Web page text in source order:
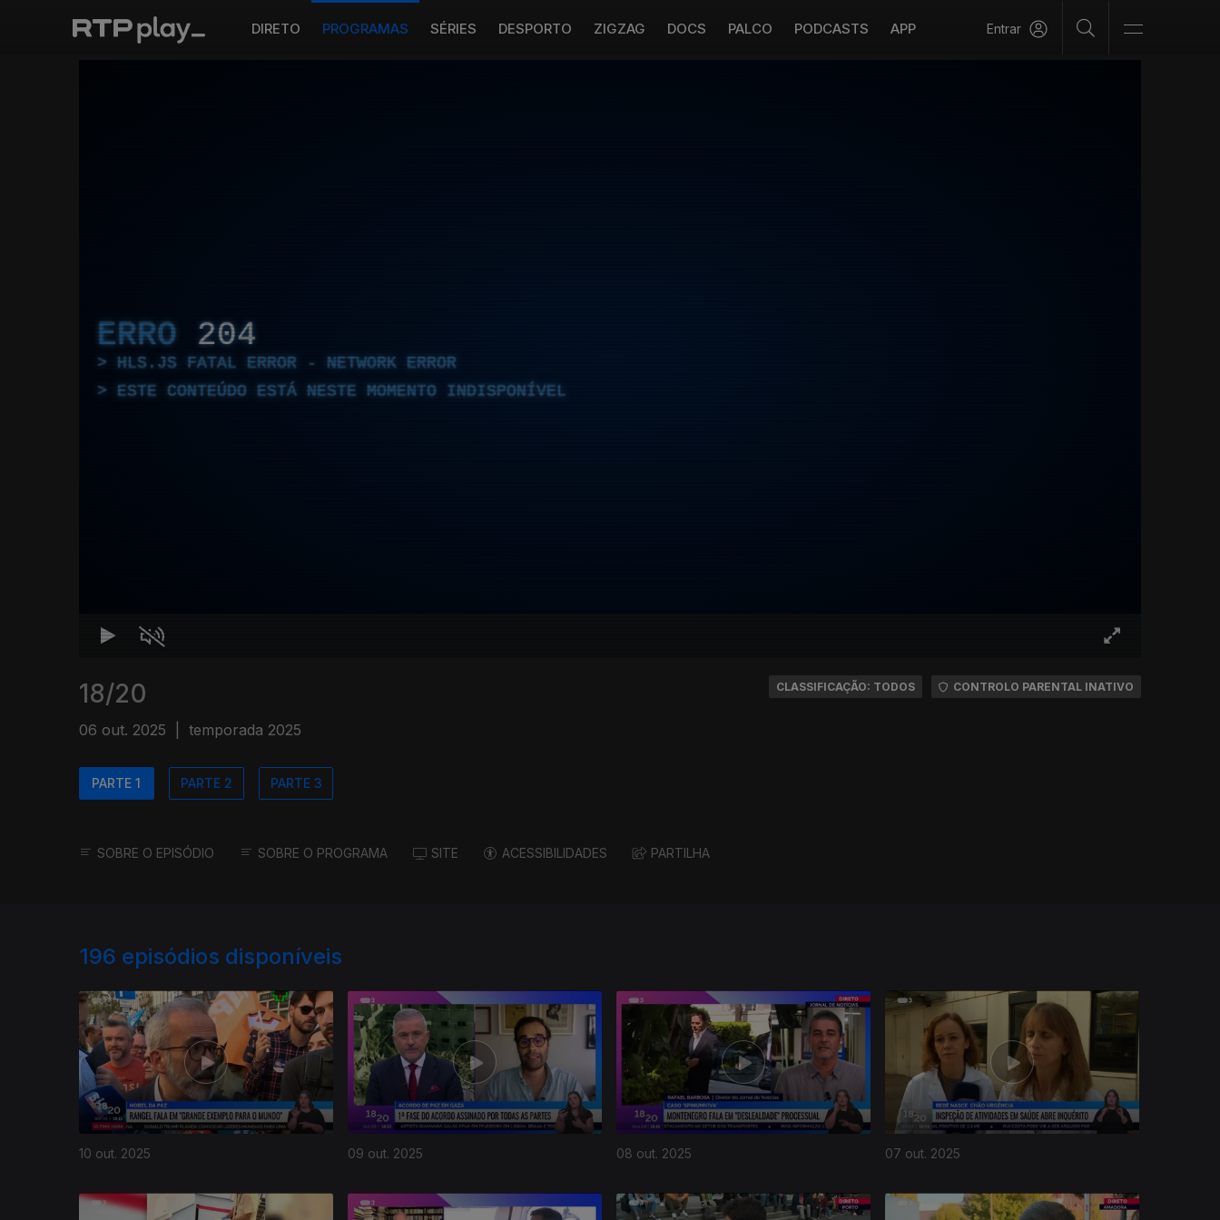
DIRETO PROGRAMAS SÉRIES DESPORTO ZIGZAG DOCS PALCO PODCASTS APP Entrar
ERRO 204
HLS.JS FATAL ERROR - NETWORK ERROR
ESTE CONTEÚDO ESTÁ NESTE MOMENTO INDISPONÍVEL
18/20
06 out. 2025 temporada 2025
CLASSIFICAÇÃO: TODOS CONTROLO PARENTAL INATIVO
PARTE 1 PARTE 2 PARTE 3
SOBRE O EPISÓDIO SOBRE O PROGRAMA SITE ACESSIBILIDADES PARTILHA
196 episódios disponíveis
10 out. 2025 09 out. 2025 08 out. 2025 07 out. 2025